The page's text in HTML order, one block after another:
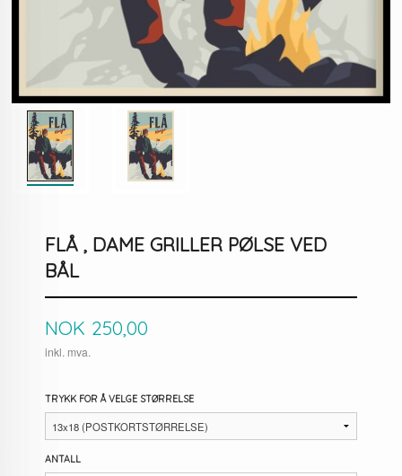
FLÅ , DAME GRILLER PØLSE VED
BÅL
Pris
NOK 250,00
inkl. mva.
TRYKK FOR Å VELGE STØRRELSE
ANTALL